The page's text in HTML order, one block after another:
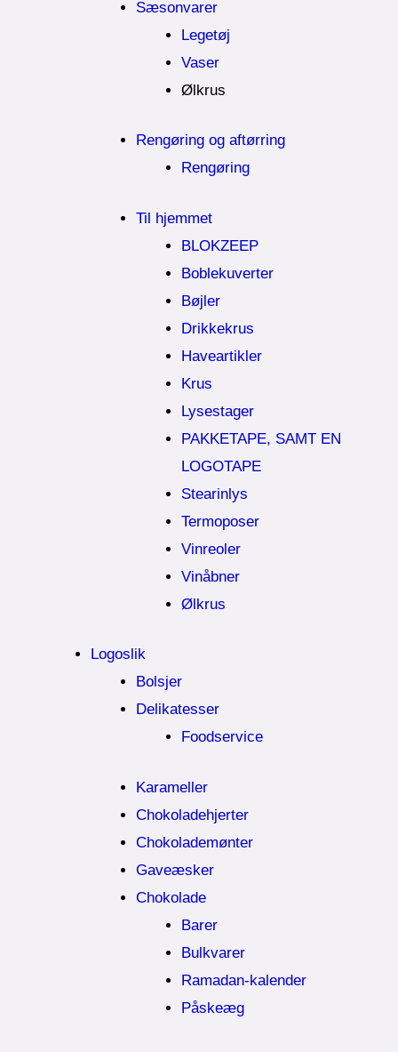
Sæsonvarer
Legetøj
Vaser
Ølkrus
Rengøring og aftørring
Rengøring
Til hjemmet
BLOKZEEP
Boblekuverter
Bøjler
Drikkekrus
Haveartikler
Krus
Lysestager
PAKKETAPE, SAMT EN
LOGOTAPE
Stearinlys
Termoposer
Vinreoler
Vinåbner
Ølkrus
Logoslik
Bolsjer
Delikatesser
Foodservice
Karameller
Chokoladehjerter
Chokolademønter
Gaveæsker
Chokolade
Barer
Bulkvarer
Ramadan-kalender
Påskeæg